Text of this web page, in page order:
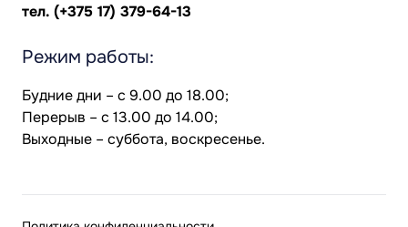
тел. (+375 17) 379-64-13
Режим работы:
Будние дни – с 9.00 до 18.00;
Перерыв – с 13.00 до 14.00;
Выходные – суббота, воскресенье.